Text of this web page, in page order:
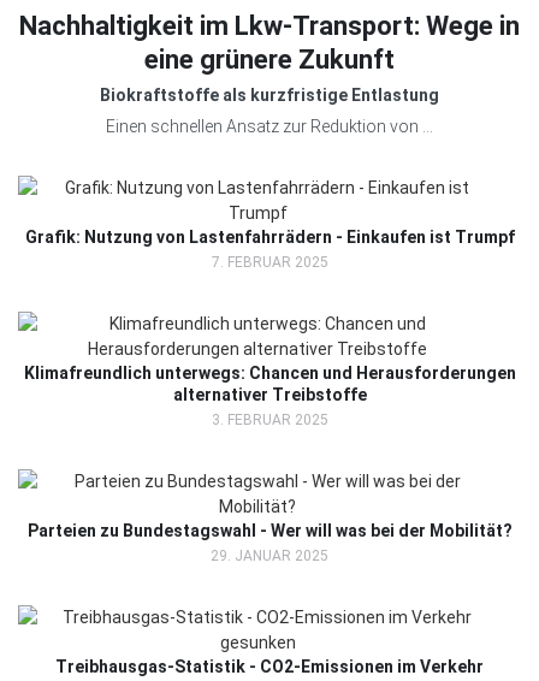
Nachhaltigkeit im Lkw-Transport: Wege in
eine grünere Zukunft
Biokraftstoffe als kurzfristige Entlastung
Einen schnellen Ansatz zur Reduktion von ...
Grafik: Nutzung von Lastenfahrrädern - Einkaufen ist Trumpf
7. FEBRUAR 2025
Klimafreundlich unterwegs: Chancen und Herausforderungen
alternativer Treibstoffe
3. FEBRUAR 2025
Parteien zu Bundestagswahl - Wer will was bei der Mobilität?
29. JANUAR 2025
Treibhausgas-Statistik - CO2-Emissionen im Verkehr